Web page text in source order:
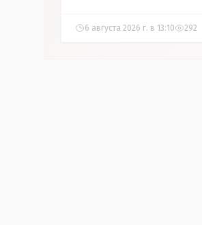
6 августа 2026 г. в 13:10 292